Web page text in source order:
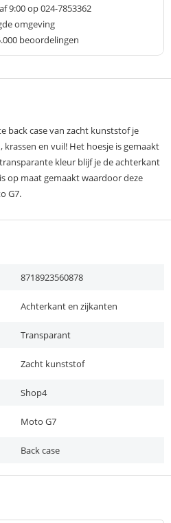
9:00 op 024-7853362
omgeving
beoordelingen
back case van zacht kunststof je
en vuil! Het hoesje is gemaakt
kleur blijf je de achterkant
op maat gemaakt waardoor deze
G7.
8718923560878
Achterkant en zijkanten
Transparant
Zacht kunststof
Shop4
Moto G7
Back case